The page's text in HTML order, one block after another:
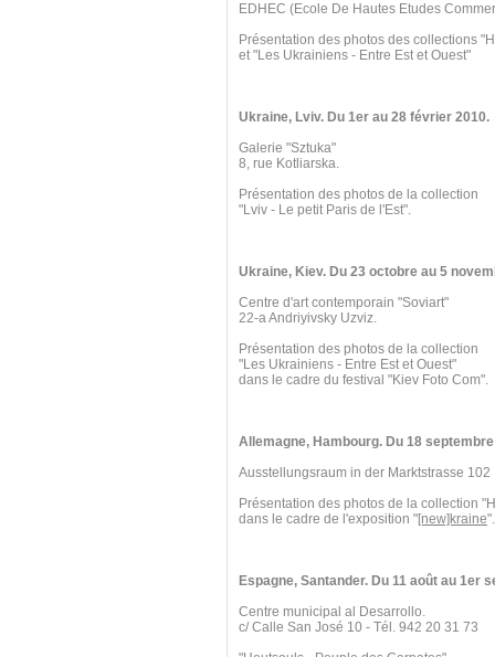
EDHEC (Ecole De Hautes Etudes
Présentation des photos des collections
et "Les Ukrainiens - Entre Est et Ouest"
Ukraine, Lviv. Du 1er au 28 février 2010.
Galerie "Sztuka"
8, rue Kotliarska.
Présentation des photos de la collection
"Lviv - Le petit Paris de l'Est".
Ukraine, Kiev. Du 23 octobre au 5
Centre d'art contemporain "Soviart"
22-a Andriyivsky Uzviz.
Présentation des photos de la collection
"Les Ukrainiens - Entre Est et Ouest"
dans le cadre du festival "Kiev Foto Com".
Allemagne, Hambourg. Du 18
Ausstellungsraum in der Marktstrasse 102
Présentation des photos de la collection
dans le cadre de l'exposition "[new]kraine".
Espagne, Santander. Du 11 août au 1er
Centre municipal al Desarrollo.
c/ Calle San José 10 - Tél. 942 20 31 73